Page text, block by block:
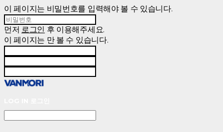
이 페이지는 비밀번호를 입력해야 볼 수 있습니다.
먼저 로그인 후 이용해주세요.
이 페이지는 만 볼 수 있습니다.